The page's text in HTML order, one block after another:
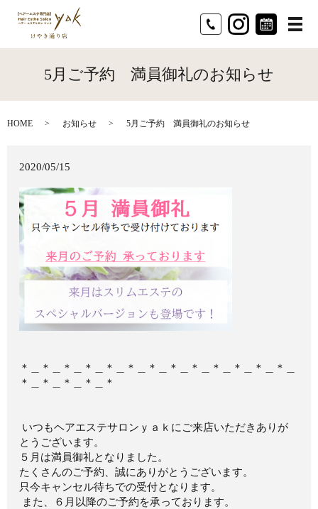
メ
5月ご予約 満員御礼のお知らせ
HOME お知らせ 5月ご予約 満員御礼のお知らせ
2020/05/15
＊＿＊＿＊＿＊＿＊＿＊＿＊＿＊＿＊＿＊＿＊＿＊＿＊＿
＊＿＊＿＊＿＊＿＊
いつもヘアエステサロンｙａｋにご来店いただきありが
とうございます。
５月は満員御礼となりました。
たくさんのご予約、誠にありがとうございます。
只今キャンセル待ちでの受付となります。
また、６月以降のご予約を承っております。